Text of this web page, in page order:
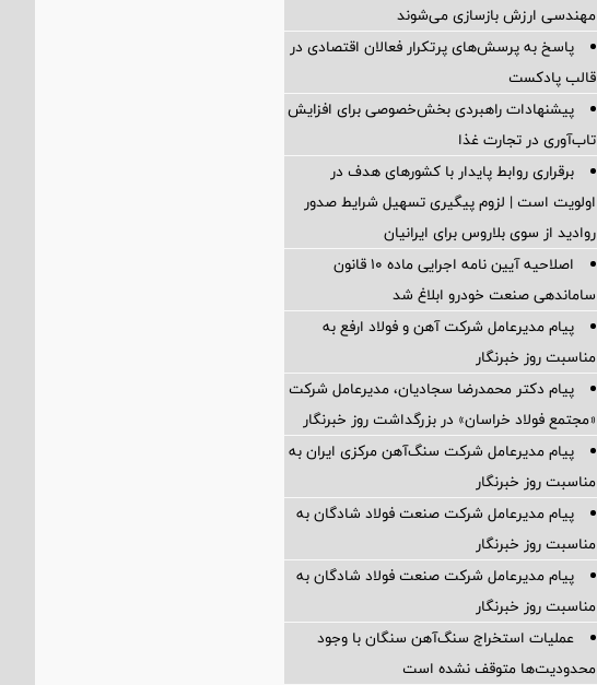
مهندسی ارزش بازسازی می‌شوند
پاسخ به پرسش‌های پرتکرار فعالان اقتصادی در
قالب پادکست
پیشنهادات راهبردی بخش‌خصوصی برای افزایش
تاب‌آوری در تجارت غذا
برقراری روابط پایدار با کشورهای هدف در
اولویت است | لزوم پیگیری تسهیل شرایط صدور
روادید از سوی بلاروس برای ایرانیان
اصلاحیه آیین نامه اجرایی ماده ۱۰ قانون
ساماندهی صنعت خودرو ابلاغ شد
پیام مدیرعامل شرکت آهن و فولاد ارفع به
مناسبت روز خبرنگار
پیام دکتر محمدرضا سجادیان، مدیرعامل شرکت
«مجتمع فولاد خراسان» در بزرگداشت روز خبرنگار
پیام مدیرعامل شرکت سنگ‌آهن مرکزی ایران به
مناسبت روز خبرنگار
پیام مدیرعامل شرکت صنعت فولاد شادگان به
مناسبت روز خبرنگار
پیام مدیرعامل شرکت صنعت فولاد شادگان به
مناسبت روز خبرنگار
عملیات استخراج سنگ‌آهن سنگان با وجود
محدودیت‌ها متوقف نشده است